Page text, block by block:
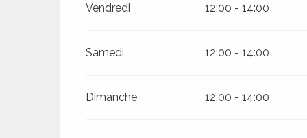
Vendredi 12:00 - 14:00
Samedi 12:00 - 14:00
Dimanche 12:00 - 14:00